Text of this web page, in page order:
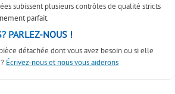
subissent plusieurs contrôles de qualité stricts
parfait.
PARLEZ-NOUS !
détachée dont vous avez besoin ou si elle
Écrivez-nous et nous vous aiderons